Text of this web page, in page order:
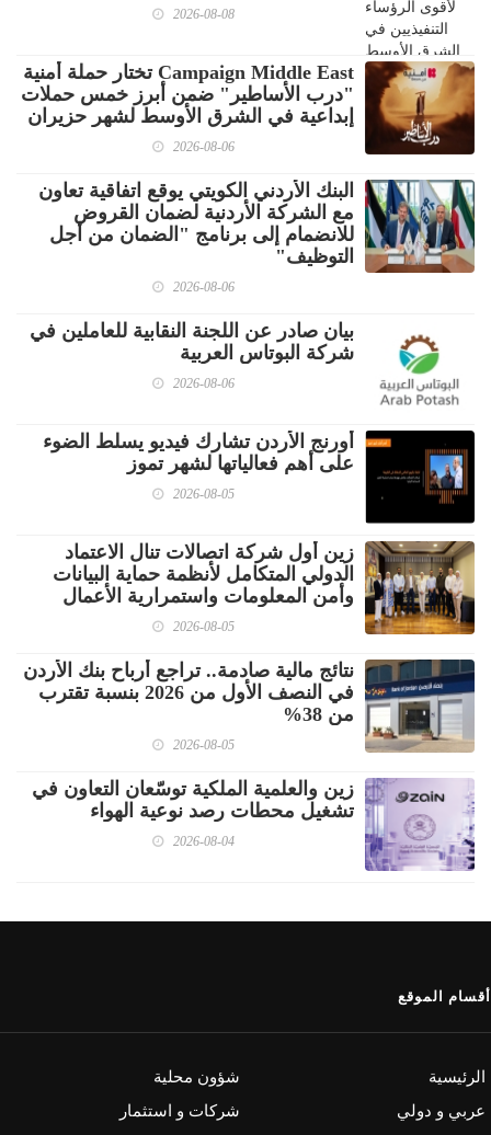
2026-08-08
Campaign Middle East تختار حملة أمنية
"درب الأساطير" ضمن أبرز خمس حملات
إبداعية في الشرق الأوسط لشهر حزيران
2026-08-06
البنك الأردني الكويتي يوقع اتفاقية تعاون
مع الشركة الأردنية لضمان القروض
للانضمام إلى برنامج "الضمان من أجل
التوظيف"
2026-08-06
بيان صادر عن اللجنة النقابية للعاملين في
شركة البوتاس العربية
2026-08-06
أورنج الأردن تشارك فيديو يسلط الضوء
على أهم فعالياتها لشهر تموز
2026-08-05
زين أول شركة اتصالات تنال الاعتماد
الدولي المتكامل لأنظمة حماية البيانات
وأمن المعلومات واستمرارية الأعمال
2026-08-05
نتائج مالية صادمة.. تراجع أرباح بنك الأردن
في النصف الأول من 2026 بنسبة تقترب
من 38%
2026-08-05
زين والعلمية الملكية توسّعان التعاون في
تشغيل محطات رصد نوعية الهواء
2026-08-04
أقسام الموقع
الرئيسية
شؤون محلية
عربي و دولي
شركات و استثمار